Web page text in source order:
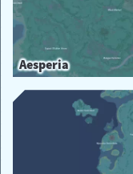
Aesperia